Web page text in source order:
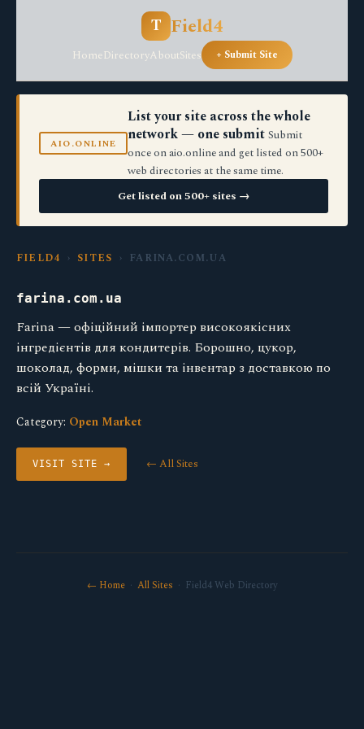
T Field4
HomeDirectoryAboutSites + Submit Site
AIO.ONLINE
List your site across the whole
network — one submit Submit
once on aio.online and get listed on 500+
web directories at the same time.
Get listed on 500+ sites →
FIELD4 › SITES › FARINA.COM.UA
farina.com.ua
Farina — офіційний імпортер високоякісних
інгредієнтів для кондитерів. Борошно, цукор,
шоколад, форми, мішки та інвентар з доставкою по
всій Україні.
Category: Open Market
VISIT SITE → ← All Sites
← Home· All Sites · Field4 Web Directory